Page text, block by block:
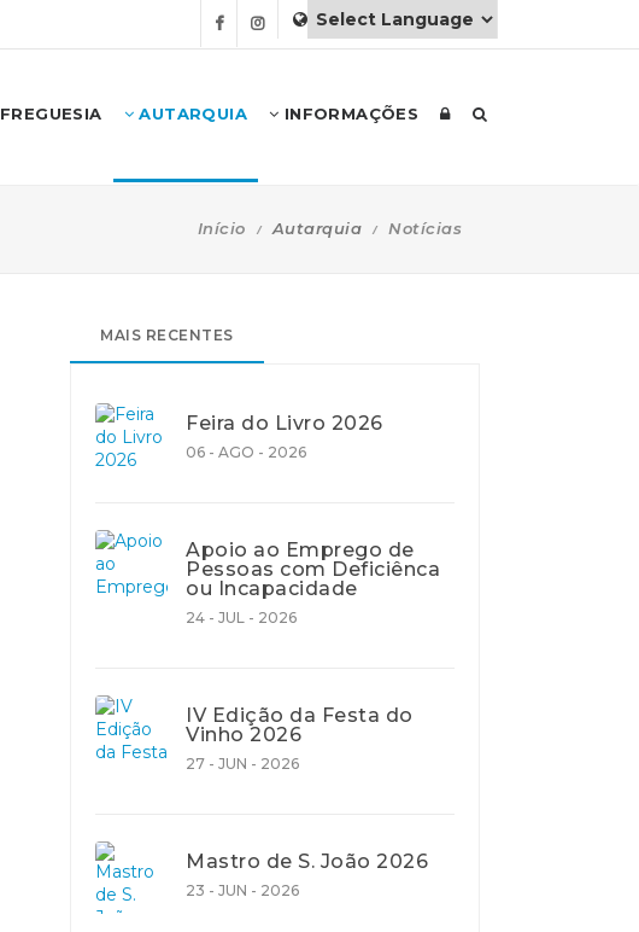
FREGUESIA AUTARQUIA INFORMAÇÕES
Início Autarquia Notícias
MAIS RECENTES
Feira do Livro 2026
06 - AGO - 2026
Apoio ao Emprego de
Pessoas com Deficiênca
ou Incapacidade
24 - JUL - 2026
IV Edição da Festa do
Vinho 2026
27 - JUN - 2026
Mastro de S. João 2026
23 - JUN - 2026